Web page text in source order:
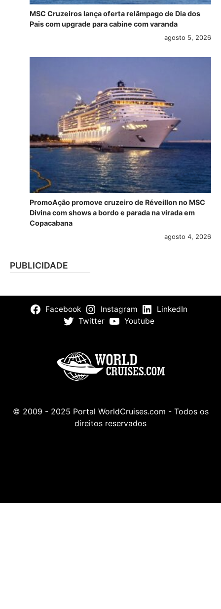
MSC Cruzeiros lança oferta relâmpago de Dia dos
Pais com upgrade para cabine com varanda
agosto 5, 2026
PromoAção promove cruzeiro de Réveillon no MSC
Divina com shows a bordo e parada na virada em
Copacabana
agosto 4, 2026
PUBLICIDADE
Facebook Instagram
LinkedIn
Twitter
Youtube
© 2009 - 2025 Portal WorldCruises.com - Todos os
direitos reservados